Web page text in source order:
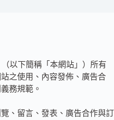
（以下簡稱「本網站」）所有
之使用、內容發佈、廣告合
務規範。
、留言、發表、廣告合作與訂